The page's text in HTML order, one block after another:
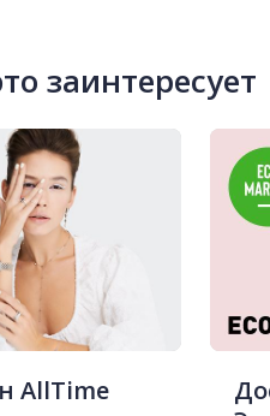
заинтересует
AllTime